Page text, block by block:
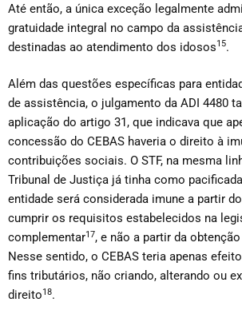
Até então, a única exceção legalmente
gratuidade integral no campo da
destinadas ao atendimento dos idosos15.
Além das questões específicas para
de assistência, o julgamento da ADI 4480
aplicação do artigo 31, que indicava que
concessão do CEBAS haveria o direito à
contribuições sociais. O STF, na mesma
Tribunal de Justiça já tinha como pacificada
entidade será considerada imune a partir
cumprir os requisitos estabelecidos na
complementar17, e não a partir da
Nesse sentido, o CEBAS teria apenas
fins tributários, não criando, alterando ou
direito18.